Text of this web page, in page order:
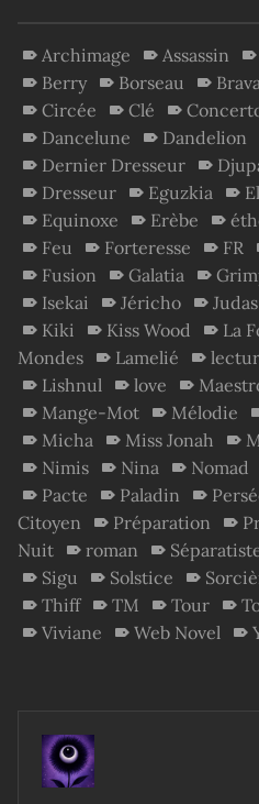
Archimage Assassin
Berry
Borseau
Circée
Clé
Dancelune
Dandelion
Dernier Dresseur
Dresseur
Eguzkia
Equinoxe
Erèbe
Feu
Forteresse FR
Fusion
Galatia
Isekai
Jéricho Judas
Kiki
Kiss Wood La
Mondes
Lamelié
Lishnul
love
Mange-Mot
Mélodie
Micha
Miss Jonah
Nimis
Nina Nomad
Pacte
Paladin
Citoyen
Préparation
Nuit
roman
Sigu
Solstice
Thiff
TM Tour
Viviane
Web Novel